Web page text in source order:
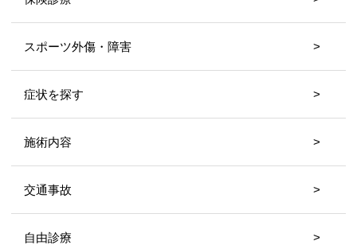
スポーツ外傷・障害
症状を探す
施術内容
交通事故
自由診療